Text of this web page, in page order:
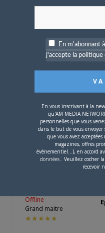
forged.
first
freedom
Star Trek -
Drumhead
Offline
Grand maitre
★★★★★
Feanor-
49 MIN
En m'abonnant
j'accepte la
En vous inscrivant à la
qu'AM MEDIA
personnelles que vous
dans le but de vous envoyer
que vous avez
magazines, offres
événementiel...), en accord
données . Veuillez cocher la
recevoir